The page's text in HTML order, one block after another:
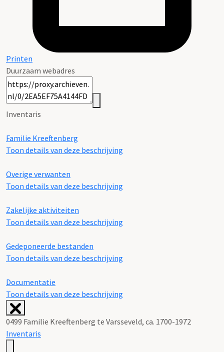
Printen
Duurzaam webadres
Inventaris
Familie Kreeftenberg
Toon details van deze beschrijving
Overige verwanten
Toon details van deze beschrijving
Zakelijke aktiviteiten
Toon details van deze beschrijving
Gedeponeerde bestanden
Toon details van deze beschrijving
Documentatie
Toon details van deze beschrijving
0499 Familie Kreeftenberg te Varsseveld, ca. 1700-1972
Inventaris